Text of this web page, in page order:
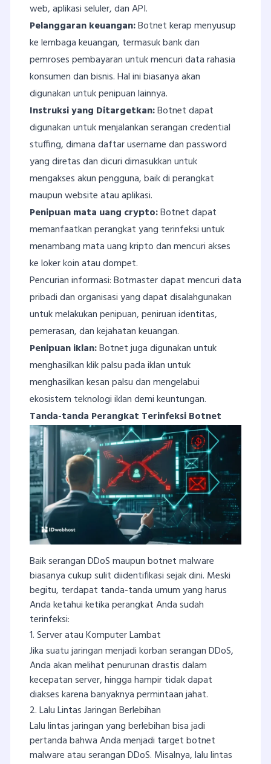
web, aplikasi seluler, dan API.
Pelanggaran keuangan:Botnet kerap menyusup
ke lembaga keuangan, termasuk bank dan
pemroses pembayaran untuk mencuri data rahasia
konsumen dan bisnis. Hal ini biasanya akan
digunakan untuk penipuan lainnya.
Instruksi yang Ditargetkan:Botnet dapat
digunakan untuk menjalankan serangan credential
stuffing, dimana daftar username dan password
yang diretas dan dicuri dimasukkan untuk
mengakses akun pengguna, baik di perangkat
maupun website atau aplikasi.
Penipuan mata uang crypto:Botnet dapat
memanfaatkan perangkat yang terinfeksi untuk
menambang mata uang kripto dan mencuri akses
ke loker koin atau dompet.
Pencurian informasi: Botmaster dapat mencuri data
pribadi dan organisasi yang dapat disalahgunakan
untuk melakukan penipuan, peniruan identitas,
pemerasan, dan kejahatan keuangan.
Penipuan iklan:Botnet juga digunakan untuk
menghasilkan klik palsu pada iklan untuk
menghasilkan kesan palsu dan mengelabui
ekosistem teknologi iklan demi keuntungan.
Tanda-tanda Perangkat Terinfeksi Botnet
Baik serangan DDoS maupun botnet malware
biasanya cukup sulit diidentifikasi sejak dini. Meski
begitu, terdapat tanda-tanda umum yang harus
Anda ketahui ketika perangkat Anda sudah
terinfeksi:
1. Server atau Komputer Lambat
Jika suatu jaringan menjadi korban serangan DDoS,
Anda akan melihat penurunan drastis dalam
kecepatan server, hingga hampir tidak dapat
diakses karena banyaknya permintaan jahat.
2. Lalu Lintas Jaringan Berlebihan
Lalu lintas jaringan yang berlebihan bisa jadi
pertanda bahwa Anda menjadi target botnet
malware atau serangan DDoS. Misalnya, lalu lintas